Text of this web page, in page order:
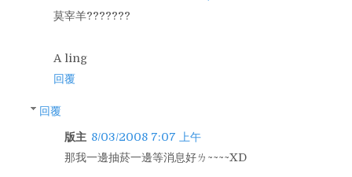
莫宰羊???????
A ling
回覆
回覆
版主 8/03/2008 7:07 上午
那我一邊抽菸一邊等消息好ㄌ~~~~XD